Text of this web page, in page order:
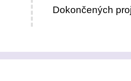
Dokončených